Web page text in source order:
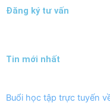
Đăng ký tư vấn
Tin mới nhất
Buổi học tập trực tuyến